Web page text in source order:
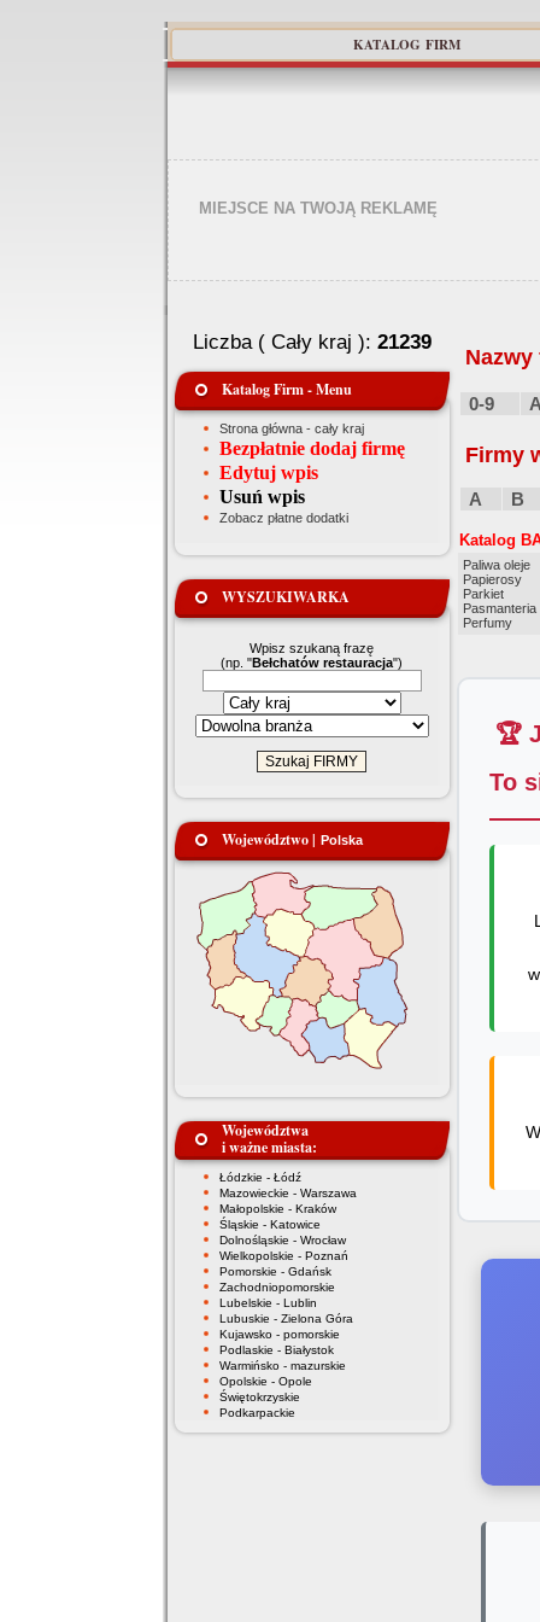
KATALOG FIRM
MIEJSCE NA TWOJĄ REKLAMĘ
Liczba ( Cały kraj ): 21239
Katalog Firm - Menu
Strona główna - cały kraj
Bezpłatnie dodaj firmę
Edytuj wpis
Usuń wpis
Zobacz płatne dodatki
WYSZUKIWARKA
Wpisz szukaną frazę
(np. "Bełchatów restauracja")
Województwo | Polska
Województwa
i ważne miasta:
Łódzkie - Łódź
Mazowieckie - Warszawa
Małopolskie - Kraków
Śląskie - Katowice
Dolnośląskie - Wrocław
Wielkopolskie - Poznań
Pomorskie - Gdańsk
Zachodniopomorskie
Lubelskie - Lublin
Lubuskie - Zielona Góra
Kujawsko - pomorskie
Podlaskie - Białystok
Warmińsko - mazurskie
Opolskie - Opole
Świętokrzyskie
Podkarpackie
0-9
Firmy
A B
Katalog
Paliwa oleje
Papierosy
Parkiet
Pasmanteria
Perfumy
🏆
To